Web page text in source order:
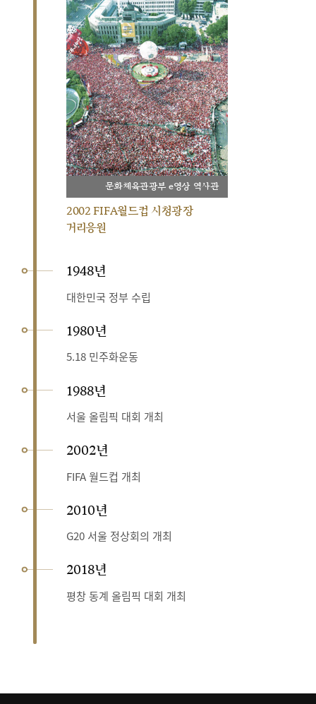
문화체육관광부 e영상 역사관
2002 FIFA월드컵 시청광장
거리응원
1948년
대한민국 정부 수립
1980년
5.18 민주화운동
1988년
서울 올림픽 대회 개최
2002년
FIFA 월드컵 개최
2010년
G20 서울 정상회의 개최
2018년
평창 동계 올림픽 대회 개최